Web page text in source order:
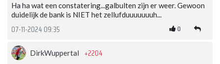
Ha ha wat een constatering...galbulten zijn er weer. Gewoon
duidelijk de bank is NIET het zellufduuuuuuuh...
07-11-2024 09:35 0
DirkWuppertal +2204